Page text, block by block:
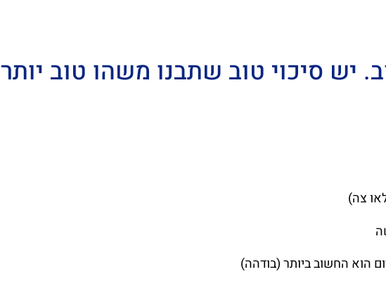
יש סיכוי טוב שתבנו משהו טוב יותר
צה)
הוא החשוב ביותר (בודהה)